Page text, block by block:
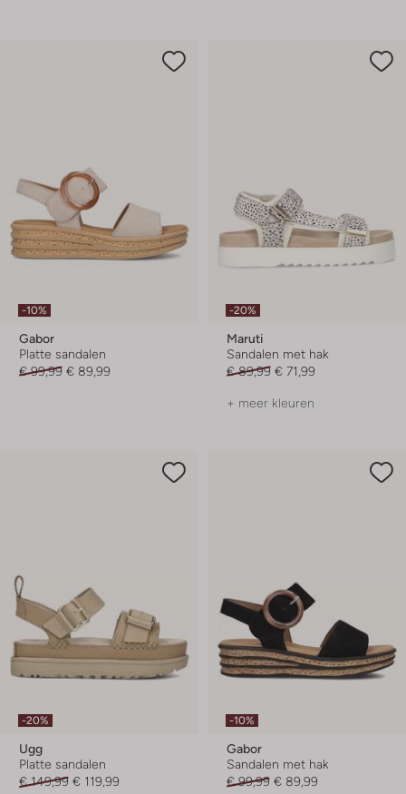
-10%
Gabor
Platte sandalen
€ 99,99 € 89,99
-20%
Maruti
Sandalen met hak
€ 89,99 € 71,99
+ meer kleuren
-20%
Ugg
Platte sandalen
€ 149,99 € 119,99
-10%
Gabor
Sandalen met hak
€ 99,99 € 89,99